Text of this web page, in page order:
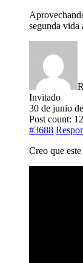
segunda vida
Invitado
30 de junio
Post count: 12
#3688
Creo que